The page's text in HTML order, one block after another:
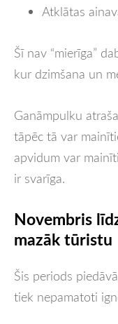
Atklātas
Šī nav “mierīga”
kur dzimšana un
Ganāmpulku
tāpēc tā var
apvidum var
ir svarīga.
Novembris
mazāk tūristu
Šis periods
tiek nepamatoti